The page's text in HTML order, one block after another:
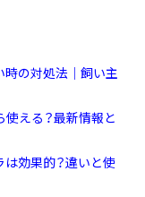
の対処法｜飼い主
使える？最新情報と
効果的？違いと使